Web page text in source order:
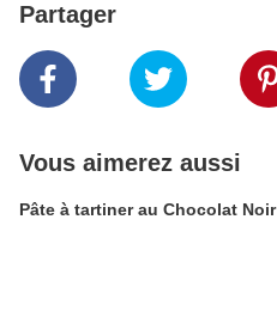
Partager
Vous aimerez aussi
Pâte à tartiner au Chocolat Noir